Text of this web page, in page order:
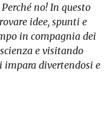
no! In questo
idee, spunti e
in compagnia dei
e visitando
divertendosi e